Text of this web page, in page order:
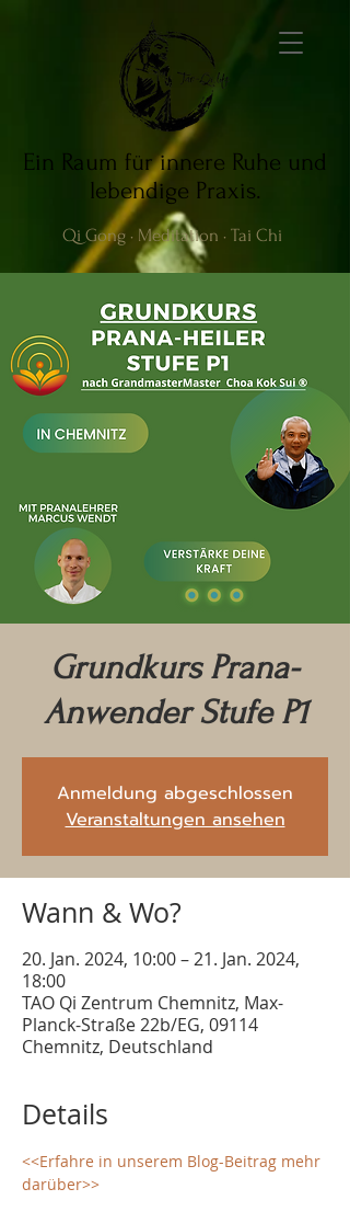
Ein Raum für innere Ruhe und
lebendige Praxis.
Qi Gong · Meditation · Tai Chi
Grundkurs Prana-
Anwender Stufe P1
Anmeldung abgeschlossen
Veranstaltungen ansehen
Wann & Wo?
20. Jan. 2024, 10:00 – 21. Jan. 2024,
18:00
TAO Qi Zentrum Chemnitz, Max-
Planck-Straße 22b/EG, 09114
Chemnitz, Deutschland
Details
<<Erfahre in unserem Blog-Beitrag mehr
darüber>>